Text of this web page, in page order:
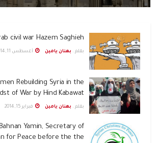
civil war Hazem Saghieh
بقلم . بهنان يامين أغسطس 11, 2014
Rebuilding Syria in the
of War by Hind Kabawat
بقلم . بهنان يامين فبراير 15, 2014
Yamin, Secretary of
for Peace before the the